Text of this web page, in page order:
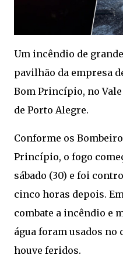
Um incêndio de
pavilhão da empresa
Bom Princípio, no
de Porto Alegre.
Conforme os
Princípio, o fogo
sábado (30) e foi
cinco horas depois.
combate a incêndio e
água foram usados no
houve feridos.